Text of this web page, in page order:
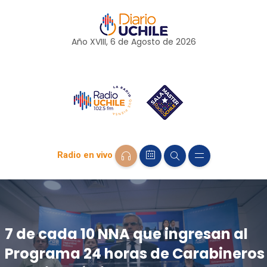
Año XVIII, 6 de Agosto de 2026
Radio en vivo
7 de cada 10 NNA que ingresan al
Programa 24 horas de Carabineros